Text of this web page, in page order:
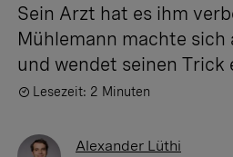
Sein Arzt hat es ihm
Mühlemann machte sich
und wendet seinen Trick
Lesezeit: 2 Minuten
Alexander Lüthi